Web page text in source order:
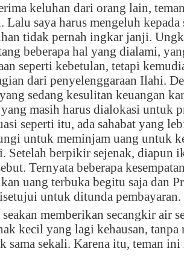
keluhan dari orang lain,
Lalu saya harus mengeluh kepada
tidak pernah ingkar janji.
beberapa hal yang dialami,
seperti kebetulan, tetapi
dari penyelenggaraan Ilahi.
sedang kesulitan keuangan
masih harus dialokasi untuk
seperti itu, ada sahabat yang
untuk meminjam uang untuk
Setelah berpikir sejenak, diapun
Ternyata beberapa
uang terbuka begitu saja dan
untuk ditunda pembayaran.
memberikan secangkir air
kecil yang lagi kehausan, tanpa
sama sekali. Karena itu, teman ini